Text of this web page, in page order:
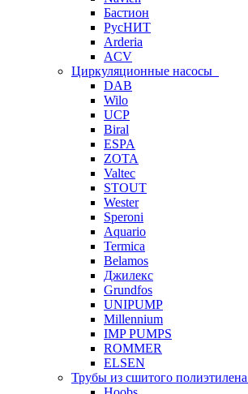
Бастион
РусНИТ
Arderia
ACV
Циркуляционные насосы
DAB
Wilo
UCP
Biral
ESPA
ZOTA
Valtec
STOUT
Wester
Speroni
Aquario
Termica
Belamos
Джилекс
Grundfos
UNIPUMP
Millennium
IMP PUMPS
ROMMER
ELSEN
Трубы из сшитого полиэтилена